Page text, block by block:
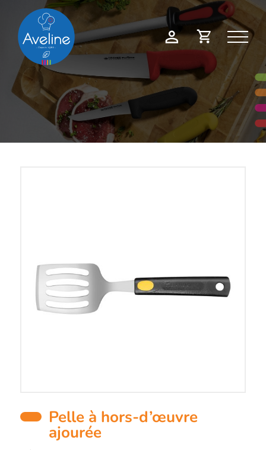
Mon
compte
Demande
devis
Pelle à hors-d’œuvre
ajourée
Panneau de gestion des cookies